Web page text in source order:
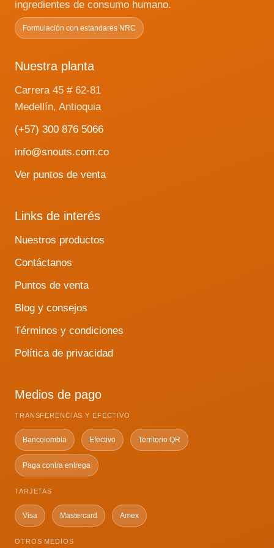
ingredientes de consumo humano.
Formulación con estandares NRC
Nuestra planta
Carrera 45 # 62-81
Medellín, Antioquia
(+57) 300 876 5066
info@snouts.com.co
Ver puntos de venta
Links de interés
Nuestros productos
Contáctanos
Puntos de venta
Blog y consejos
Términos y condiciones
Política de privacidad
Medios de pago
TRANSFERENCIAS Y EFECTIVO
Bancolombia Efectivo Territorio QR
Paga contra entrega
TARJETAS
Visa Mastercard Amex
OTROS MEDIOS